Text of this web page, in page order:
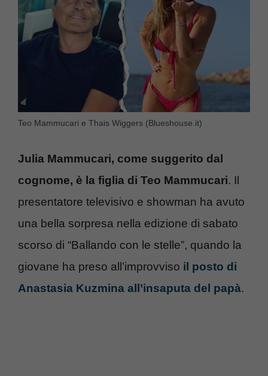
Teo Mammucari e Thais Wiggers (Blueshouse.it)
Julia Mammucari, come suggerito dal
cognome, è la figlia di Teo Mammucari. Il
presentatore televisivo e showman ha avuto
una bella sorpresa nella edizione di sabato
scorso di “Ballando con le stelle”, quando la
giovane ha preso all’improvviso il posto di
Anastasia Kuzmina all’insaputa del papà.